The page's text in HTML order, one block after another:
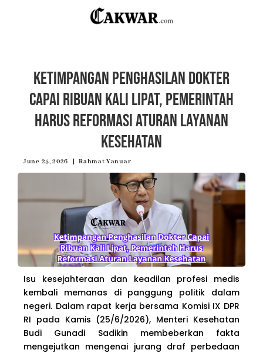
Ketimpangan Penghasilan Dokter
Capai Ribuan Kali Lipat, Pemerintah
Harus Reformasi Aturan Layanan
Kesehatan
June 25, 2026 Rahmat Yanuar
Isu kesejahteraan dan keadilan profesi medis
kembali memanas di panggung politik dalam
negeri. Dalam rapat kerja bersama Komisi IX DPR
RI pada Kamis (25/6/2026), Menteri Kesehatan
Budi Gunadi Sadikin membeberkan fakta
mengejutkan mengenai jurang draf perbedaan